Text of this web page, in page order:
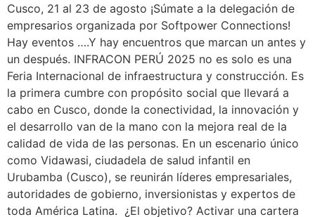
Cusco, 21 al 23 de agosto ¡Súmate a la delegación de
empresarios organizada por Softpower Connections!
Hay eventos ….Y hay encuentros que marcan un antes y
un después. INFRACON PERÚ 2025 no es solo es una
Feria Internacional de infraestructura y construcción. Es
la primera cumbre con propósito social que llevará a
cabo en Cusco, donde la conectividad, la innovación y
el desarrollo van de la mano con la mejora real de la
calidad de vida de las personas. En un escenario único
como Vidawasi, ciudadela de salud infantil en
Urubamba (Cusco), se reunirán líderes empresariales,
autoridades de gobierno, inversionistas y expertos de
toda América Latina. ¿El objetivo? Activar una cartera